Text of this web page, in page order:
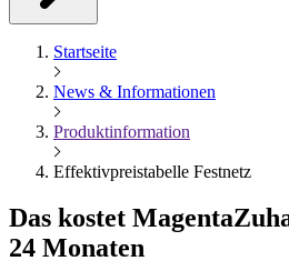
Startseite
News & Informationen
Produktinformation
Effektivpreistabelle Festnetz
Das kostet Magenta
24 Monaten